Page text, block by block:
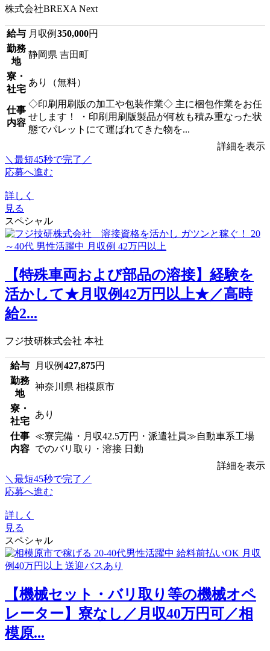
株式会社BREXA Next
給与 月収例 350,000円
勤務
地
静岡県 吉田町
寮・
社宅
あり（無料）
仕事
内容
◇印刷用刷版の加工や包装作業◇ 主に梱包作業をお任
せします！ ・印刷用刷版製品が何枚も積み重なった状
態でパレットにて運ばれてきた物を...
詳細を表示
＼最短45秒で完了／
応募へ進む
詳しく
見る
スペシャル
【特殊車両および部品の溶接】経験を
活かして★月収例42万円以上★／高時
給2...
フジ技研株式会社 本社
給与 月収例 427,875円
勤務
地
神奈川県 相模原市
寮・
社宅
あり
仕事
内容
≪寮完備・月収42.5万円・派遣社員≫自動車系工場
でのバリ取り・溶接 日勤
詳細を表示
＼最短45秒で完了／
応募へ進む
詳しく
見る
スペシャル
【機械セット・バリ取り等の機械オペ
レーター】寮なし／月収40万円可／相
模原...